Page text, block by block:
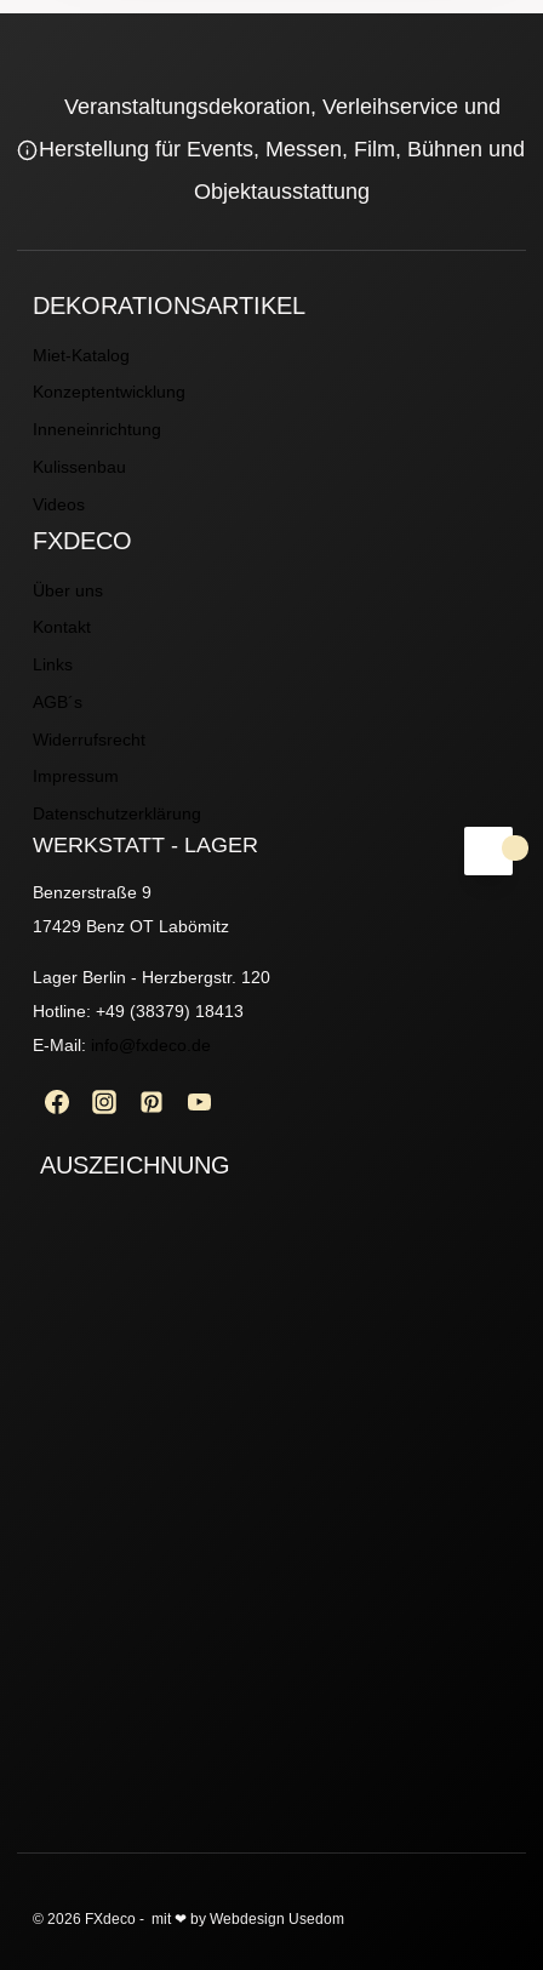
Veranstaltungsdekoration, Verleihservice und
Herstellung für Events, Messen, Film, Bühnen und
Objektausstattung
DEKORATIONSARTIKEL
Miet-Katalog
Konzeptentwicklung
Inneneinrichtung
Kulissenbau
Videos
FXDECO
Über uns
Kontakt
Links
AGB´s
Widerrufsrecht
Impressum
Datenschutzerklärung
WERKSTATT - LAGER
Benzerstraße 9
17429 Benz OT Labömitz
Lager Berlin - Herzbergstr. 120
Hotline: +49 (38379) 18413
E-Mail:
AUSZEICHNUNG
© 2026 FXdeco - mit ❤ by Webdesign Usedom